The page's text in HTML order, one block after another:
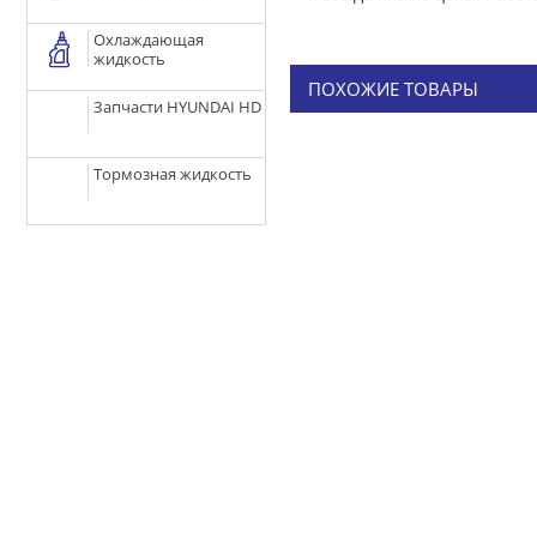
Охлаждающая
жидкость
Запчасти HYUNDAI HD
Тормозная жидкость
ПОХОЖИЕ ТОВАРЫ